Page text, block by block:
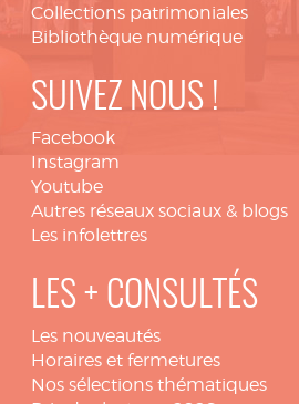
Collections patrimoniales
Bibliothèque numérique
SUIVEZ NOUS !
Facebook
Instagram
Youtube
Autres réseaux sociaux & blogs
Les infolettres
LES + CONSULTÉS
Les nouveautés
Horaires et fermetures
Nos sélections thématiques